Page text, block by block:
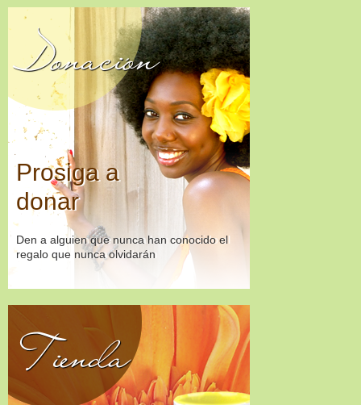
Donación
Prosiga a
donar
Den a alguien que nunca han conocido el
regalo que nunca olvidarán
Tienda